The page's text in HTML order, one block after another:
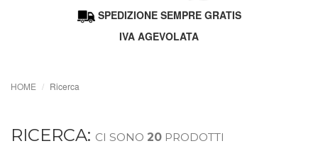
SPEDIZIONE SEMPRE GRATIS
IVA AGEVOLATA
HOME Ricerca
RICERCA: CI SONO 20 PRODOTTI